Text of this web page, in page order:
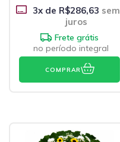
3x de R$286,63 sem
juros
Frete grátis
no período integral
COMPRAR